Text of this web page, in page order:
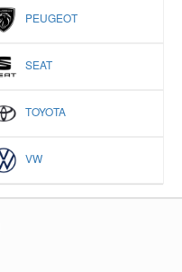
PEUGEOT
SEAT
TOYOTA
VW